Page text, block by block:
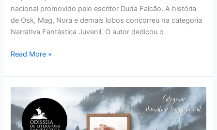
nacional promovido pelo escritor Duda Falcão. A história
de Osk, Mag, Nora e demais lobos concorreu na categoria
Narrativa Fantástica Juvenil. O autor dedicou o
Read More »
morte